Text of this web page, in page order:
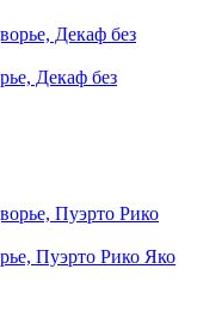
Декаф без
Пуэрто Рико Яко